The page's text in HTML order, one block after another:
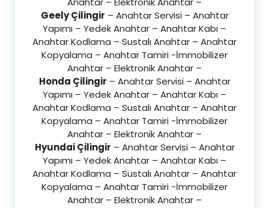
Geely Çilingir – Anahtar Servisi – Anahtar
Yapımı – Yedek Anahtar – Anahtar Kabı –
Anahtar Kodlama – Sustalı Anahtar – Anahtar
Kopyalama – Anahtar Tamiri -İmmobilizer
Anahtar – Elektronik Anahtar –
Honda Çilingir – Anahtar Servisi – Anahtar
Yapımı – Yedek Anahtar – Anahtar Kabı –
Anahtar Kodlama – Sustalı Anahtar – Anahtar
Kopyalama – Anahtar Tamiri -İmmobilizer
Anahtar – Elektronik Anahtar –
Hyundai Çilingir – Anahtar Servisi – Anahtar
Yapımı – Yedek Anahtar – Anahtar Kabı –
Anahtar Kodlama – Sustalı Anahtar – Anahtar
Kopyalama – Anahtar Tamiri -İmmobilizer
Anahtar – Elektronik Anahtar –